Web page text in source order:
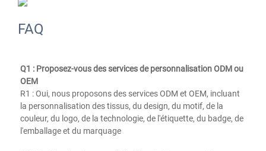
FAQ
Q1 : Proposez-vous des services de personnalisation ODM ou
OEM
R1 : Oui, nous proposons des services ODM et OEM, incluant
la personnalisation des tissus, du design, du motif, de la
couleur, du logo, de la technologie, de l'étiquette, du badge, de
l'emballage et du marquage